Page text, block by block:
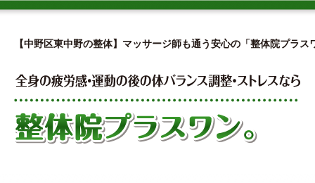
【中野区東中野の整体】マッサージ師も通う安心の「整体院プラス